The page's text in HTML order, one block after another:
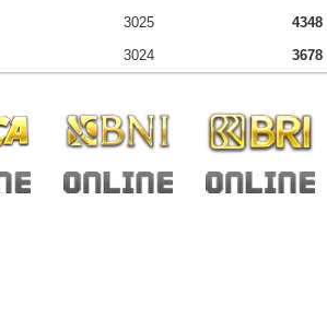
3025
4348
3024 3678